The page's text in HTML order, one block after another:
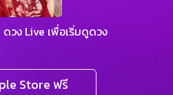
วง Live เพื่อเริ่มดูดวง
Store ฟรี